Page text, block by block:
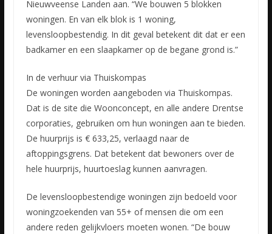
Nieuwveense Landen aan. “We bouwen 5 blokken
woningen. En van elk blok is 1 woning,
levensloopbestendig. In dit geval betekent dit dat er een
badkamer en een slaapkamer op de begane grond is.”
In de verhuur via Thuiskompas
De woningen worden aangeboden via Thuiskompas.
Dat is de site die Woonconcept, en alle andere Drentse
corporaties, gebruiken om hun woningen aan te bieden.
De huurprijs is € 633,25, verlaagd naar de
aftoppingsgrens. Dat betekent dat bewoners over de
hele huurprijs, huurtoeslag kunnen aanvragen.
De levensloopbestendige woningen zijn bedoeld voor
woningzoekenden van 55+ of mensen die om een
andere reden gelijkvloers moeten wonen. “De bouw